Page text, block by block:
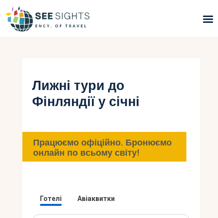
Гарячі тури
Типи Турів
Інфо
Контакти
Лижні тури до
Фінляндії у січні
Працюємо офіційно. Бронюємо
онлайн по всьому світу!